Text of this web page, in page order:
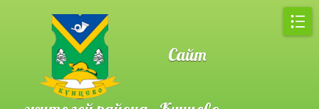
Сайт